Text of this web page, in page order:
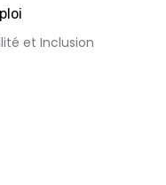
et Inclusion